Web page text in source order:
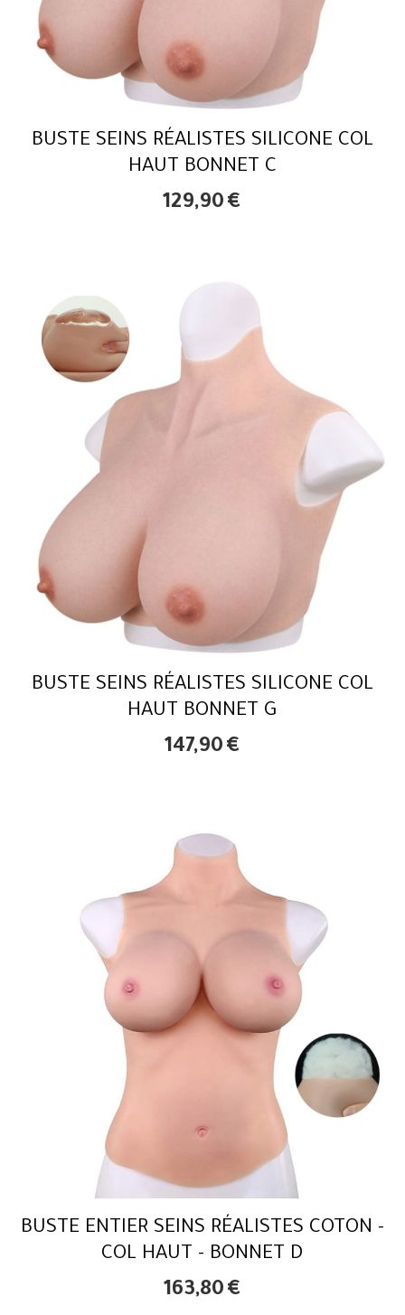
BUSTE SEINS RÉALISTES SILICONE COL
HAUT BONNET C
129,90 €
BUSTE SEINS RÉALISTES SILICONE COL
HAUT BONNET G
147,90 €
BUSTE ENTIER SEINS RÉALISTES COTON -
COL HAUT - BONNET D
163,80 €